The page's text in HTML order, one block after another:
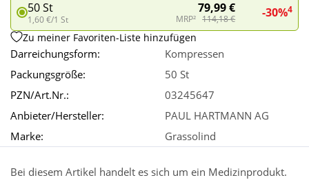
50 St
1,60 €/1 St
79,99 €
MRP² 114,18 € -30%4
Zu meiner Favoriten-Liste hinzufügen
Darreichungsform:
Kompressen
Packungsgröße:
50 St
PZN/Art.Nr.:
03245647
Anbieter/Hersteller:
PAUL HARTMANN AG
Marke:
Grassolind
Bei diesem Artikel handelt es sich um ein Medizinprodukt.